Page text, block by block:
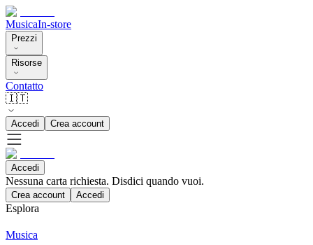
MusicaIn-store
Prezzi
Risorse
Contatto
🇮🇹
Accedi Crea account
Accedi
Nessuna carta richiesta. Disdici quando vuoi.
Crea account Accedi
Esplora
Musica